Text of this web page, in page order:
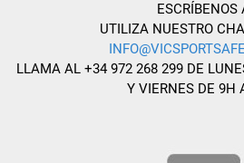
ESCRÍBENOS
UTILIZA NUESTRO
LLAMA AL +34 972 268 299 DE
Y VIERNES DE 9H